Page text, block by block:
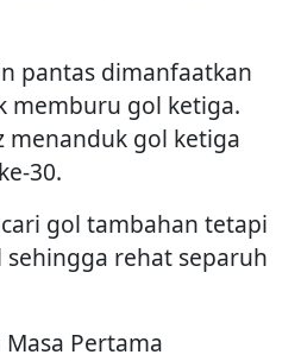
pantas dimanfaatkan
memburu gol ketiga.
menanduk gol ketiga
30.
gol tambahan tetapi
sehingga rehat separuh
Pertama